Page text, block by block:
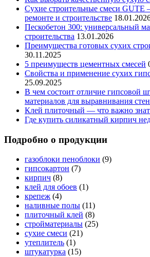
Сухие строительные смеси GUTE
ремонте и строительстве
Пескобетон 300: универсальный
строительства 13.01.2026
Преимущества готовых сухих
30.11.2025
5 преимуществ цементных смесей
Свойства и применение сухих
25.09.2025
В чем состоит отличие гипсовой
материалов для выравнивания
Клей плиточный — что важно
Где купить силикатный кирпич
Подробно о продукции
газоблоки пеноблоки (9)
гипсокартон (7)
кирпич (8)
клей для обоев (1)
крепеж (4)
наливные полы (11)
плиточный клей (8)
стройматериалы (25)
сухие смеси (21)
утеплитель (1)
штукатурка (15)